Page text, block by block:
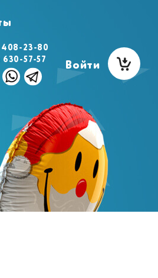
23-80
630-57-57
Войти